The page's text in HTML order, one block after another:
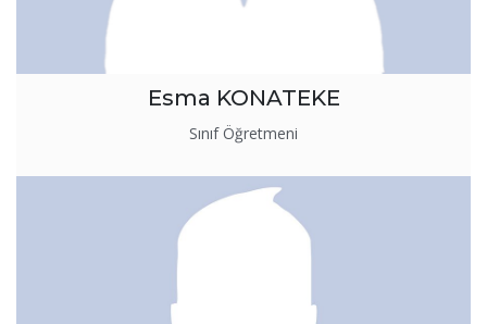
Esma KONATEKE
Sınıf Öğretmeni